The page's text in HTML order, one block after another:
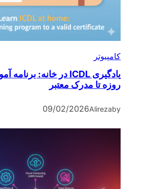
کامپیوتر
روزه تا مدرک معتبر
by
Alireza
09/02/2026